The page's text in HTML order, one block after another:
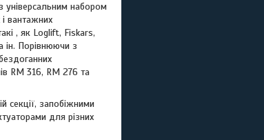
універсальним набором
вантажних
, як Loglift, Fiskars,
ін. Порівнюючи з
RM 316, RM 276 та
секції, запобіжними
для різних